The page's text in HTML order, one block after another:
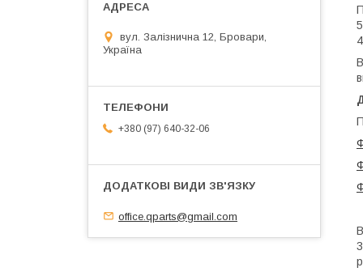
вул. Залізнична 12, Бровари,
Україна
+380 (97) 640-32-06
office.qparts@gmail.com